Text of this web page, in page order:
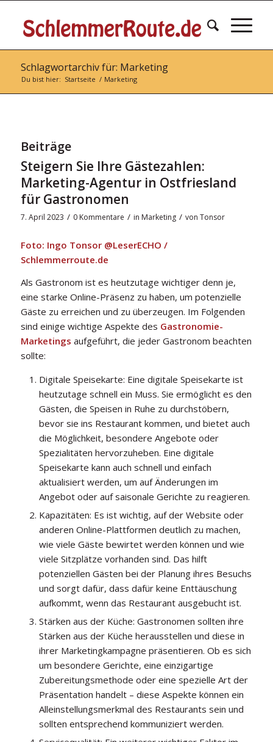
Schlagwortarchiv für: Marketing
Du bist hier: Startseite / Marketing
Beiträge
Steigern Sie Ihre Gästezahlen:
Marketing-Agentur in Ostfriesland
für Gastronomen
7. April 2023 / 0 Kommentare / in Marketing / von Tonsor
Foto: Ingo Tonsor @LeserECHO /
Schlemmerroute.de
Als Gastronom ist es heutzutage wichtiger denn je,
eine starke Online-Präsenz zu haben, um potenzielle
Gäste zu erreichen und zu überzeugen. Im Folgenden
sind einige wichtige Aspekte des Gastronomie-
Marketings aufgeführt, die jeder Gastronom beachten
sollte:
Digitale Speisekarte: Eine digitale Speisekarte ist
heutzutage schnell ein Muss. Sie ermöglicht es den
Gästen, die Speisen in Ruhe zu durchstöbern,
bevor sie ins Restaurant kommen, und bietet auch
die Möglichkeit, besondere Angebote oder
Spezialitäten hervorzuheben. Eine digitale
Speisekarte kann auch schnell und einfach
aktualisiert werden, um auf Änderungen im
Angebot oder auf saisonale Gerichte zu reagieren.
Kapazitäten: Es ist wichtig, auf der Website oder
anderen Online-Plattformen deutlich zu machen,
wie viele Gäste bewirtet werden können und wie
viele Sitzplätze vorhanden sind. Das hilft
potenziellen Gästen bei der Planung ihres Besuchs
und sorgt dafür, dass dafür keine Enttäuschung
aufkommt, wenn das Restaurant ausgebucht ist.
Stärken aus der Küche: Gastronomen sollten ihre
Stärken aus der Küche herausstellen und diese in
ihrer Marketingkampagne präsentieren. Ob es sich
um besondere Gerichte, eine einzigartige
Zubereitungsmethode oder eine spezielle Art der
Präsentation handelt – diese Aspekte können ein
Alleinstellungsmerkmal des Restaurants sein und
sollten entsprechend kommuniziert werden.